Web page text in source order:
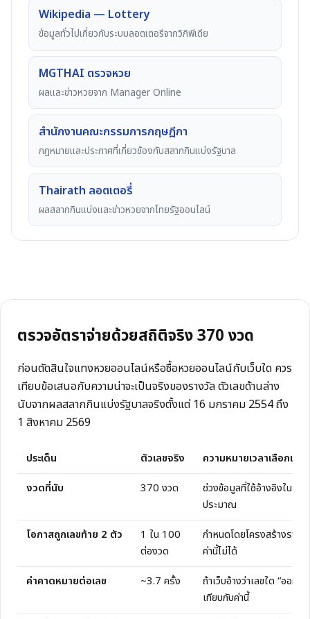
Wikipedia — Lottery
ข้อมูลทั่วไปเกี่ยวกับระบบลอตเตอรีจากวิกิพีเดีย
MGTHAI ตรวจหวย
ผลและข่าวหวยจาก Manager Online
สำนักงานคณะกรรมการกฤษฎีกา
กฎหมายและประกาศที่เกี่ยวข้องกับสลากกินแบ่งรัฐบาล
Thairath ลอตเตอรี่
ผลสลากกินแบ่งและข่าวหวยจากไทยรัฐออนไลน์
ตรวจอัตราจ่ายด้วยสถิติจริง370งวด
ก่อนตัดสินใจแทงหวยออนไลน์หรือซื้อหวยออนไลน์กับเว็บใด ควร
เทียบข้อเสนอกับความน่าจะเป็นจริงของรางวัล ตัวเลขด้านล่าง
นับจากผลสลากกินแบ่งรัฐบาลจริงตั้งแต่ 16 มกราคม 2554ถึง
1 สิงหาคม 2569
ประเด็น ตัวเลขจริง
ความหมายเวลาเลือกเว็บ
งวดที่นับ
370 งวด
ช่วงข้อมูลที่ใช้อ้างอิงในหน้า
ประมาณ
โอกาสถูกเลขท้าย 2 ตัว
1 ใน 100
ต่องวด
กำหนดโดยโครงสร้างรางวั
ค่านี้ไม่ได้
ค่าคาดหมายต่อเลข
~3.7 ครั้ง
ถ้าเว็บอ้างว่าเลขใด “ออก
เทียบกับค่านี้